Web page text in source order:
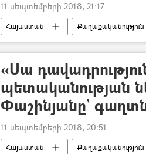
11 սեպտեմբերի 2018, 21:17
Հայաստան Քաղաքականություն
Արթուր Վանեցյանի և Սասուն
«Սա
պետականության
Փաշինյանը`
11 սեպտեմբերի 2018, 20:51
Հայաստան Քաղաքականություն